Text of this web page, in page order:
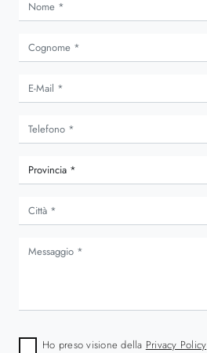
Ho preso visione della Privacy Policy